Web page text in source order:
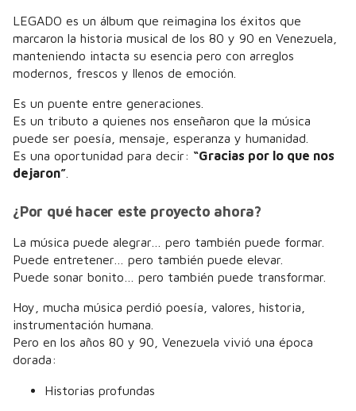
LEGADO es un álbum que reimagina los éxitos que
marcaron la historia musical de los 80 y 90 en Venezuela,
manteniendo intacta su esencia pero con arreglos
modernos, frescos y llenos de emoción.
Es un puente entre generaciones.
Es un tributo a quienes nos enseñaron que la música
puede ser poesía, mensaje, esperanza y humanidad.
Es una oportunidad para decir: “Gracias por lo que nos
dejaron”
¿Por qué hacer este proyecto ahora?
La música puede alegrar… pero también puede formar.
Puede entretener… pero también puede elevar.
Puede sonar bonito… pero también puede transformar.
Hoy, mucha música perdió poesía, valores, historia,
instrumentación humana.
Pero en los años 80 y 90, Venezuela vivió una época
dorada:
Historias profundas